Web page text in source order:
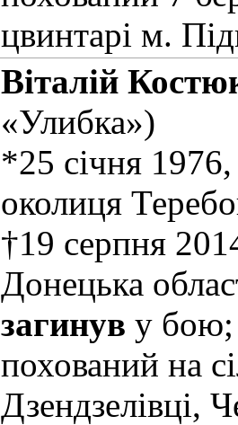
цвинтарі м.
Віталій
«Улибка»)
*25 січня
околиця
†19 серпня
Донецька
загинув у бою;
похований на
Дзендзелівці,